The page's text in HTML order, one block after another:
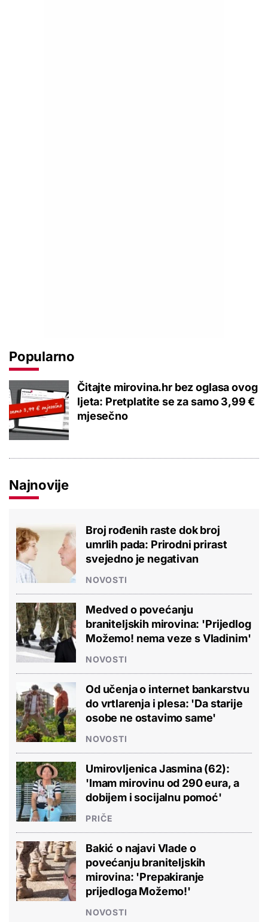
Popularno
Čitajte mirovina.hr bez oglasa ovog
ljeta: Pretplatite se za samo 3,99 €
mjesečno
Najnovije
Broj rođenih raste dok broj
umrlih pada: Prirodni prirast
svejedno je negativan
NOVOSTI
Medved o povećanju
braniteljskih mirovina: 'Prijedlog
Možemo! nema veze s Vladinim'
NOVOSTI
Od učenja o internet bankarstvu
do vrtlarenja i plesa: 'Da starije
osobe ne ostavimo same'
NOVOSTI
Umirovljenica Jasmina (62):
'Imam mirovinu od 290 eura, a
dobijem i socijalnu pomoć'
PRIČE
Bakić o najavi Vlade o
povećanju braniteljskih
mirovina: 'Prepakiranje
prijedloga Možemo!'
NOVOSTI